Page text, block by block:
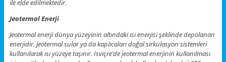
ile elde edilmektedir.
Jeotermal Enerji
Jeotermal enerji dünya yüzeyinin altındaki ısı enerjisi şeklinde depolanan
enerjidir. Jeotermal sular ya da kaplıcaları doğal sirkülasyon sistemleri
kullanılarak ısı yüzeye taşınır. İsviçre’de jeotermal enerjinin kullanılması